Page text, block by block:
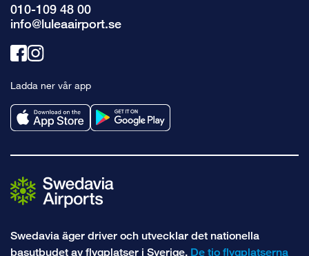
010-109 48 00
info@luleaairport.se
Länk
facebook
Länk
instagram
Ladda ner vår app
Swedavia äger driver och utvecklar det nationella
basutbudet av flygplatser i Sverige. De tio flygplatserna